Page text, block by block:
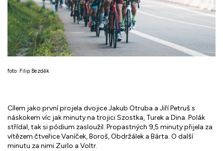
foto: Filip Bezděk
Cílem jako první projela dvojice Jakub Otruba a Jiří Petruš s
náskokem víc jak minuty na trojici Szostka, Turek a Dina. Polák
střídal, tak si pódium zasloužil. Propastných 9,5 minuty přijela za
vítězem čtveřice Vaníček, Boroš, Obdržálek a Bárta. O další
minutu za nimi Zurlo a Voltr.